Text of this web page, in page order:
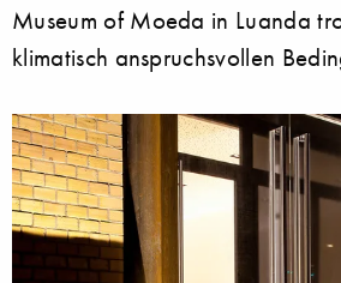
Museum of Moeda in Luanda
klimatisch anspruchsvollen